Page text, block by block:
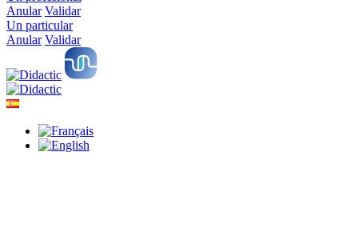
Anular Validar
Un particular
Anular Validar